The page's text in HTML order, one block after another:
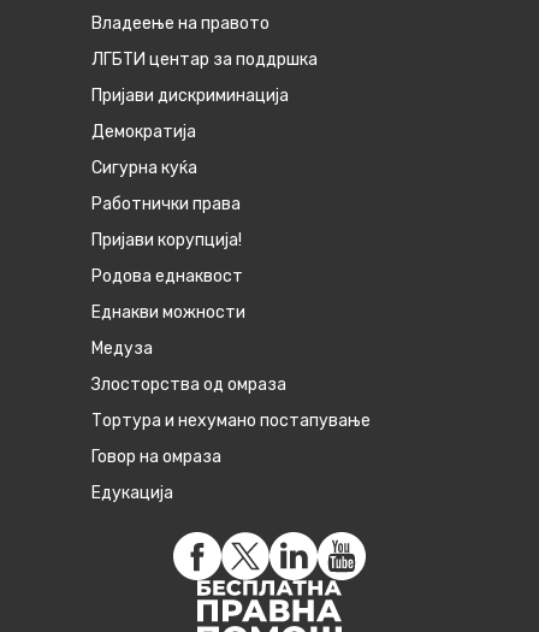
Владеење на правото
ЛГБТИ центар за поддршка
Пријави дискриминација
Демократија
Сигурна куќа
Работнички права
Пријави корупција!
Родова еднаквост
Eднакви можности
Медуза
Злосторства од омраза
Тортура и нехумано постапување
Говор на омраза
Едукација